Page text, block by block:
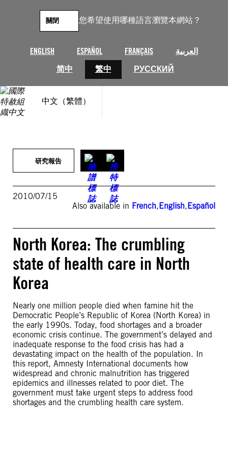
您希望使用哪種語言瀏覽本網站？
ENGLISH ESPAÑOL FRANÇAIS
العربية
简中
繁中 РУССКИЙ
關閉
中文（繁體）
研究報告
2010/07/15
Also available in French,English,Español
North Korea: The crumbling
state of health care in North
Korea
Nearly one million people died when famine hit the
Democratic People’s Republic of Korea (North Korea) in
the early 1990s. Today, food shortages and a broader
economic crisis continue. The government’s delayed and
inadequate response to the food crisis has had a
devastating impact on the health of the population. In
this report, Amnesty International documents how
widespread and chronic malnutrition has triggered
epidemics and illnesses related to poor diet. The
government must take urgent steps to address food
shortages and the crumbling health care system.